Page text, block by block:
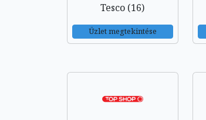
Tesco (16)
Üzlet megtekintése